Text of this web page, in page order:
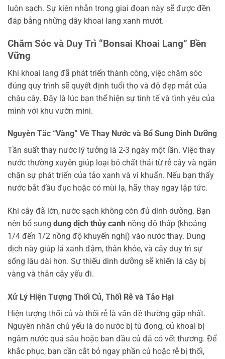
luôn sạch. Sự kiên nhẫn trong giai đoạn này sẽ được đền
đáp bằng những dây khoai lang xanh mướt.
Chăm Sóc và Duy Trì “Bonsai Khoai Lang” Bền
Vững
Khi khoai lang đã phát triển thành công, việc chăm sóc
đúng quy trình sẽ quyết định tuổi thọ và độ đẹp mắt của
chậu cây. Đây là lúc bạn thể hiện sự tinh tế và tình yêu của
mình với khu vườn mini.
Nguyên Tắc “Vàng” Về Thay Nước và Bổ Sung Dinh Dưỡng
Tần suất thay nước lý tưởng là 2-3 ngày một lần. Việc thay
nước thường xuyên giúp loại bỏ chất thải từ rễ cây và ngăn
chặn sự phát triển của tảo xanh và vi khuẩn. Nếu bạn thấy
nước bắt đầu đục hoặc có mùi lạ, hãy thay ngay lập tức.
Khi cây đã lớn, nước sạch không còn đủ dinh dưỡng. Bạn
nên bổ sung dung dịch thủy canh nồng độ thấp (khoảng
1/4 đến 1/2 nồng độ khuyến nghị) vào nước thay. Dung
dịch này giúp lá xanh đậm, thân khỏe, và cây duy trì sự
sống lâu dài hơn. Sự thiếu dinh dưỡng sẽ khiến lá cây bị
vàng và thân cây yếu đi.
Xử Lý Hiện Tượng Thối Củ, Thối Rễ và Tảo Hại
Hiện tượng thối củ và thối rễ là vấn đề thường gặp nhất.
Nguyên nhân chủ yếu là do nước bị tù đọng, củ khoai bị
ngâm nước quá sâu hoặc ban đầu củ đã có vết thương. Để
khắc phục, bạn cần cắt bỏ ngay phần củ hoặc rễ bị thối,